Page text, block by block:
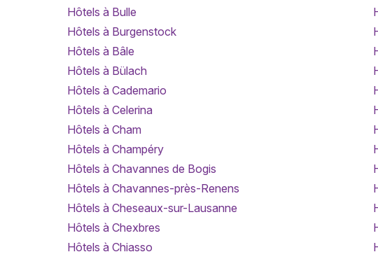
Hôtels à Bulle
Hôtels à Burgenstock
Hôtels à Bâle
Hôtels à Bülach
Hôtels à Cademario
Hôtels à Celerina
Hôtels à Cham
Hôtels à Champéry
Hôtels à Chavannes de Bogis
Hôtels à Chavannes-près-Renens
Hôtels à Cheseaux-sur-Lausanne
Hôtels à Chexbres
Hôtels à Chiasso